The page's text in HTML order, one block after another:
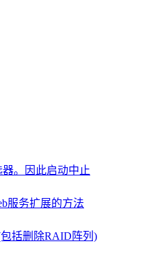
。因此启动中止
服务扩展的方法
括删除RAID阵列)